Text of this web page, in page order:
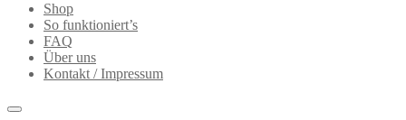
Shop
So funktioniert’s
FAQ
Über uns
Kontakt / Impressum